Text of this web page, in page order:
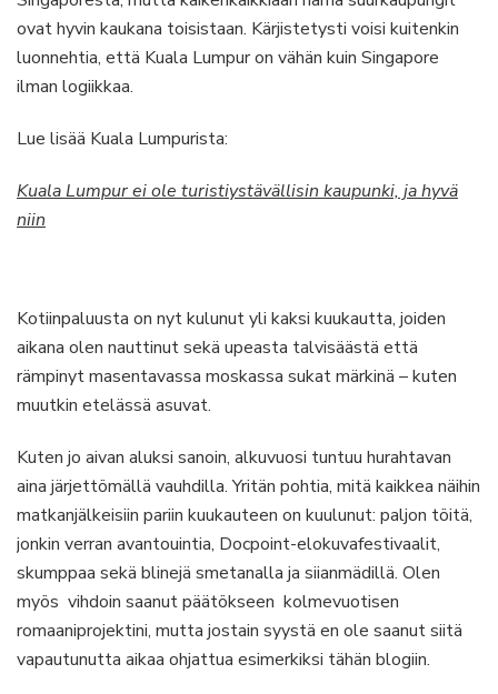
ovat hyvin kaukana toisistaan. Kärjistetysti voisi kuitenkin
luonnehtia, että Kuala Lumpur on vähän kuin Singapore
ilman logiikkaa.
Lue lisää Kuala Lumpurista:
Kuala Lumpur ei ole turistiystävällisin kaupunki, ja hyvä
niin
Kotiinpaluusta on nyt kulunut yli kaksi kuukautta, joiden
aikana olen nauttinut sekä upeasta talvisäästä että
rämpinyt masentavassa moskassa sukat märkinä – kuten
muutkin etelässä asuvat.
Kuten jo aivan aluksi sanoin, alkuvuosi tuntuu hurahtavan
aina järjettömällä vauhdilla. Yritän pohtia, mitä kaikkea näihin
matkanjälkeisiin pariin kuukauteen on kuulunut: paljon töitä,
jonkin verran avantouintia, Docpoint-elokuvafestivaalit,
skumppaa sekä blinejä smetanalla ja siianmädillä. Olen
myös vihdoin saanut päätökseen kolmevuotisen
romaaniprojektini, mutta jostain syystä en ole saanut siitä
vapautunutta aikaa ohjattua esimerkiksi tähän blogiin.